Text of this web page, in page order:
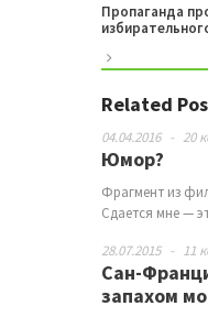
Пропаганда
Related
04.04.2016 - 20
Юмор?
Фрагмент из
Сдается мне —
28.07.2015 - 11
Сан-
запахом